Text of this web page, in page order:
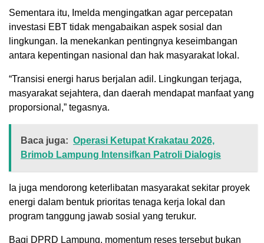
Sementara itu, Imelda mengingatkan agar percepatan
investasi EBT tidak mengabaikan aspek sosial dan
lingkungan. Ia menekankan pentingnya keseimbangan
antara kepentingan nasional dan hak masyarakat lokal.
“Transisi energi harus berjalan adil. Lingkungan terjaga,
masyarakat sejahtera, dan daerah mendapat manfaat yang
proporsional,” tegasnya.
Baca juga: Operasi Ketupat Krakatau 2026,
Brimob Lampung Intensifkan Patroli Dialogis
Ia juga mendorong keterlibatan masyarakat sekitar proyek
energi dalam bentuk prioritas tenaga kerja lokal dan
program tanggung jawab sosial yang terukur.
Bagi DPRD Lampung, momentum reses tersebut bukan